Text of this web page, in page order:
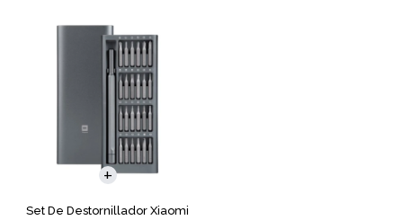
Set De Destornillador Xiaomi